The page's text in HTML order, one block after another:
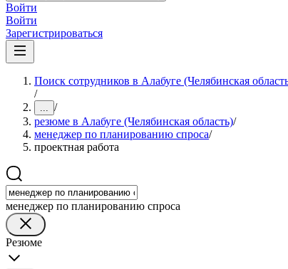
Войти
Войти
Зарегистрироваться
Поиск сотрудников в Алабуге (Челябинская
/
... /
резюме в Алабуге (Челябинская область)/
менеджер по планированию спроса/
проектная работа
менеджер по планированию спроса
Резюме